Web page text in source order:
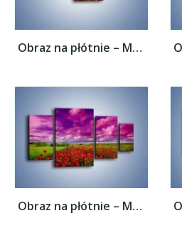
Obraz na płótnie – Maki nad fioletowymi...
Obraz na płótnie – Maki nad fioletowymi...